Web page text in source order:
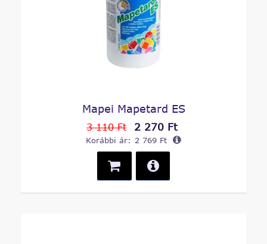
Mapei Mapetard ES
3 110 Ft 2 270 Ft
Korábbi ár: 2 769 Ft